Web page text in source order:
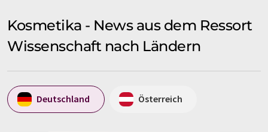
Kosmetika - News aus dem Ressort
Wissenschaft nach Ländern
Deutschland Österreich